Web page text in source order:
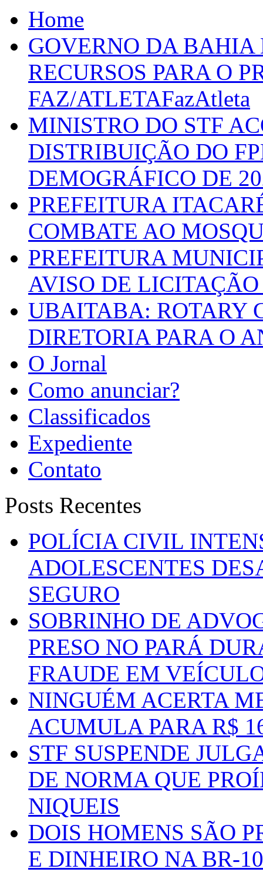
Home
GOVERNO DA
RECURSOS PARA O
FAZ/ATLETAFazAtleta
MINISTRO DO STF
DISTRIBUIÇÃO DO
DEMOGRÁFICO DE
PREFEITURA
COMBATE AO
PREFEITURA
AVISO DE LICITAÇÃO
UBAITABA: ROTARY
DIRETORIA PARA O
O Jornal
Como anunciar?
Classificados
Expediente
Contato
Posts Recentes
POLÍCIA CIVIL
ADOLESCENTES
SEGURO
SOBRINHO DE
PRESO NO PARÁ
FRAUDE EM
NINGUÉM ACERTA
ACUMULA PARA R$
STF SUSPENDE
DE NORMA QUE
NIQUEIS
DOIS HOMENS SÃO
E DINHEIRO NA BR-